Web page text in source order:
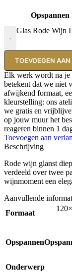
Opspannen
-
Glas Rode Wijn
TOEVOEGEN
Elk werk wordt na je
betekent dat we niet
afwijkend formaat,
kleurstelling: ons
we gratis en
op jouw muur het
reageren binnen 1
Toevoegen aan
Beschrijving
Rode wijn glanst
verdeeld over twee
wijnmoment een
Aanvullende
Formaat
Opspannen
Onderwerp